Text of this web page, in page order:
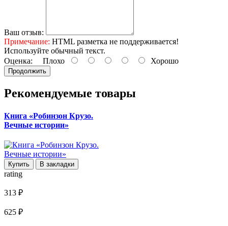
Ваш отзыв:
Примечание: HTML разметка не поддерживается!
Используйте обычный текст.
Оценка: Плохо Хорошо
Продолжить
Рекомендуемые товары
Книга «Робинзон Крузо.
Вечные истории»
Купить В закладки
rating
313 ₽
625 ₽